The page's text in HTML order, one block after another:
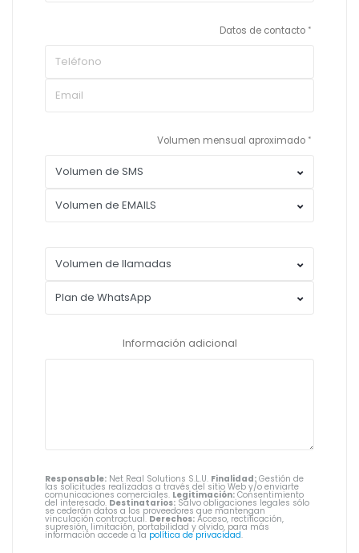
Datos de contacto
Volumen mensual aproximado
Información adicional
Responsable: Net Real Solutions S.L.U. Finalidad: Gestión de
las solicitudes realizadas a través del sitio Web y/o enviarte
comunicaciones comerciales. Legitimación: Consentimiento
del interesado. Destinatarios: Salvo obligaciones legales sólo
se cederán datos a los proveedores que mantengan
vinculación contractual. Derechos: Acceso, rectificación,
supresión, limitación, portabilidad y olvido, para más
información accede a la política de privacidad.